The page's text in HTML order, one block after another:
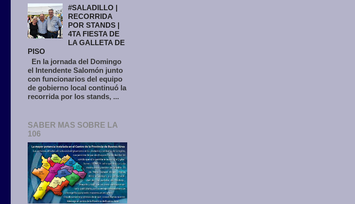
#SALADILLO |
RECORRIDA
POR STANDS |
4TA FIESTA DE
LA GALLETA DE
PISO
En la jornada del Domingo
el Intendente Salomón junto
con funcionarios del equipo
de gobierno local continuó la
recorrida por los stands, ...
SABER MAS SOBRE LA
106